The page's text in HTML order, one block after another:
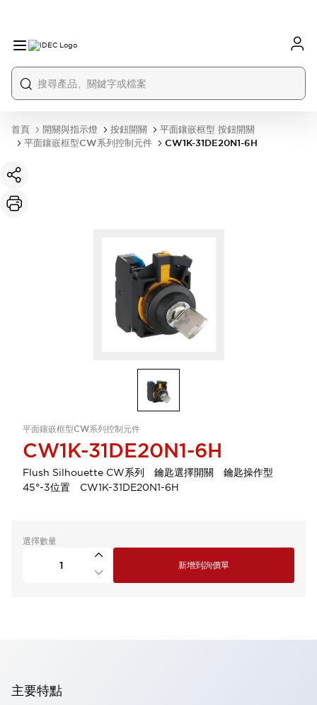
首頁 開關與指示燈 按鈕開關
平面鑲嵌框型 按鈕開關
平面鑲嵌框型CW系列控制元件
CW1K-31DE20N1-6H
平面鑲嵌框型CW系列控制元件
CW1K-31DE20N1-6H
Flush Silhouette CW系列 鑰匙選擇開關 鑰匙操作型
45°-3位置 CW1K-31DE20N1-6H
選擇數量
新增到詢價單
主要特點